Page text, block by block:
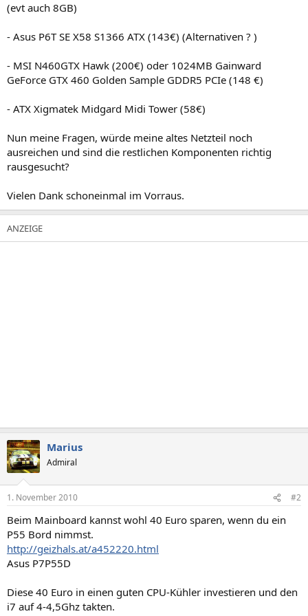
(evt auch 8GB)
- Asus P6T SE X58 S1366 ATX (143€) (Alternativen ? )
- MSI N460GTX Hawk (200€) oder 1024MB Gainward
GeForce GTX 460 Golden Sample GDDR5 PCIe (148 €)
- ATX Xigmatek Midgard Midi Tower (58€)
Nun meine Fragen, würde meine altes Netzteil noch
ausreichen und sind die restlichen Komponenten richtig
rausgesucht?
Vielen Dank schoneinmal im Vorraus.
Marius
Admiral
1. November 2010 #2
Beim Mainboard kannst wohl 40 Euro sparen, wenn du ein
P55 Bord nimmst.
http://geizhals.at/a452220.html
Asus P7P55D
Diese 40 Euro in einen guten CPU-Kühler investieren und den
i7 auf 4-4,5Ghz takten.